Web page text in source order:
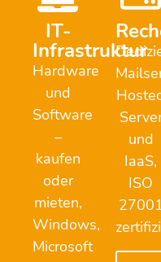
IT-
Infrastruktur
Hardware
und
Software
–
kaufen
oder
mieten,
Windows,
Microsoft
und
IaaS,
ISO